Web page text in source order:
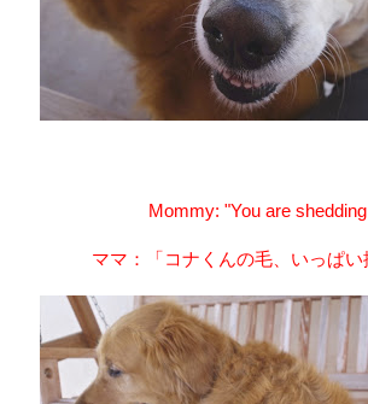
Mommy: "You are
ママ：「コナくんの毛、いっぱい